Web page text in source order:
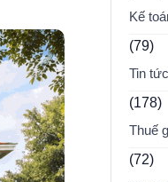
Kế
(79)
Tin tức
(178)
Thuế
(72)